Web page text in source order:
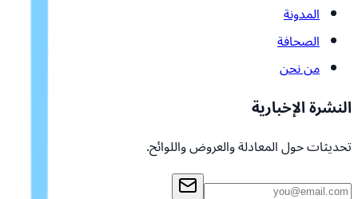
المدونة
الصحافة
من نحن
النشرة الإخبارية
تحديثات حول المعادلة والعروض واللوائح.